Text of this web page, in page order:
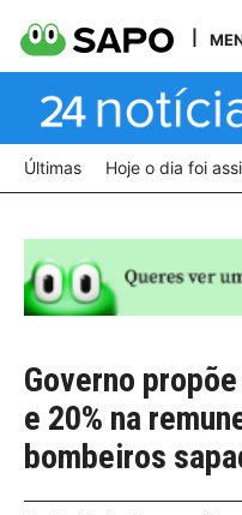
Últimas Hoje o dia foi
Governo
e 20% na
bombeiros